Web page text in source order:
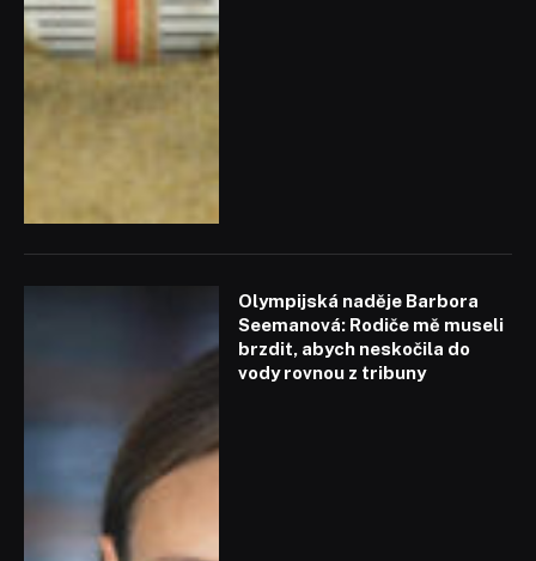
Olympijská naděje Barbora
Seemanová: Rodiče mě museli
brzdit, abych neskočila do
vody rovnou z tribuny